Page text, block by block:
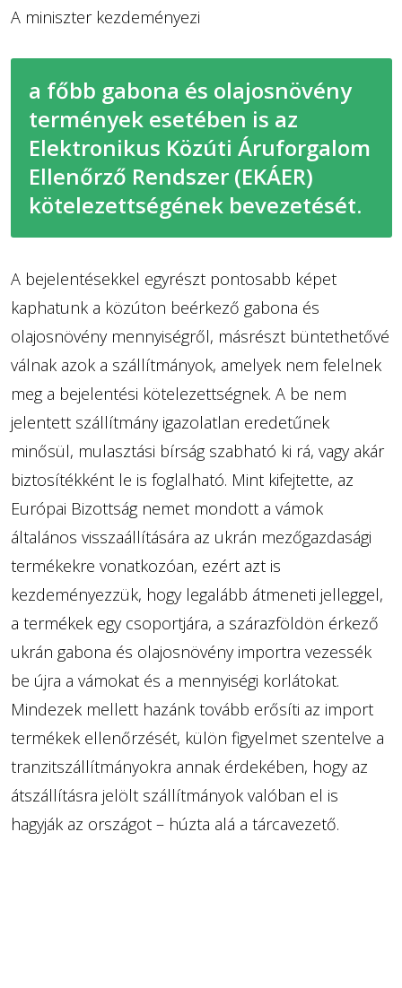
A miniszter kezdeményezi
a főbb gabona és olajosnövény
termények esetében is az
Elektronikus Közúti Áruforgalom
Ellenőrző Rendszer (EKÁER)
kötelezettségének bevezetését.
A bejelentésekkel egyrészt pontosabb képet
kaphatunk a közúton beérkező gabona és
olajosnövény mennyiségről, másrészt büntethetővé
válnak azok a szállítmányok, amelyek nem felelnek
meg a bejelentési kötelezettségnek. A be nem
jelentett szállítmány igazolatlan eredetűnek
minősül, mulasztási bírság szabható ki rá, vagy akár
biztosítékként le is foglalható. Mint kifejtette, az
Európai Bizottság nemet mondott a vámok
általános visszaállítására az ukrán mezőgazdasági
termékekre vonatkozóan, ezért azt is
kezdeményezzük, hogy legalább átmeneti jelleggel,
a termékek egy csoportjára, a szárazföldön érkező
ukrán gabona és olajosnövény importra vezessék
be újra a vámokat és a mennyiségi korlátokat.
Mindezek mellett hazánk tovább erősíti az import
termékek ellenőrzését, külön figyelmet szentelve a
tranzitszállítmányokra annak érdekében, hogy az
átszállításra jelölt szállítmányok valóban el is
hagyják az országot – húzta alá a tárcavezető.